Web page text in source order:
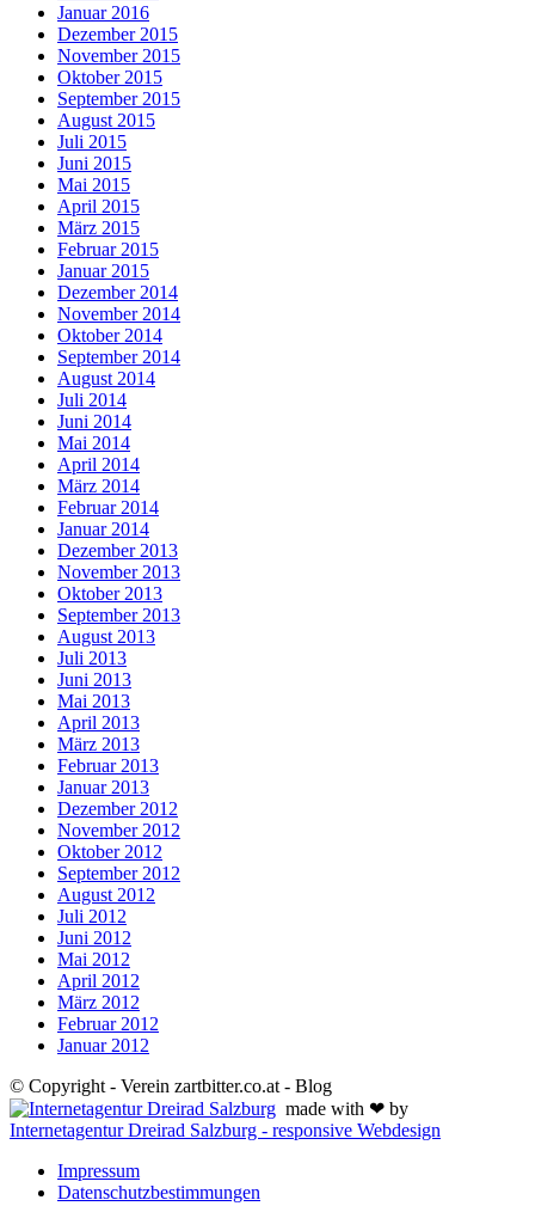
Januar 2016
Dezember 2015
November 2015
Oktober 2015
September 2015
August 2015
Juli 2015
Juni 2015
Mai 2015
April 2015
März 2015
Februar 2015
Januar 2015
Dezember 2014
November 2014
Oktober 2014
September 2014
August 2014
Juli 2014
Juni 2014
Mai 2014
April 2014
März 2014
Februar 2014
Januar 2014
Dezember 2013
November 2013
Oktober 2013
September 2013
August 2013
Juli 2013
Juni 2013
Mai 2013
April 2013
März 2013
Februar 2013
Januar 2013
Dezember 2012
November 2012
Oktober 2012
September 2012
August 2012
Juli 2012
Juni 2012
Mai 2012
April 2012
März 2012
Februar 2012
Januar 2012
© Copyright - Verein zartbitter.co.at - Blog
made with ❤ by
Internetagentur Dreirad Salzburg - responsive Webdesign
Impressum
Datenschutzbestimmungen